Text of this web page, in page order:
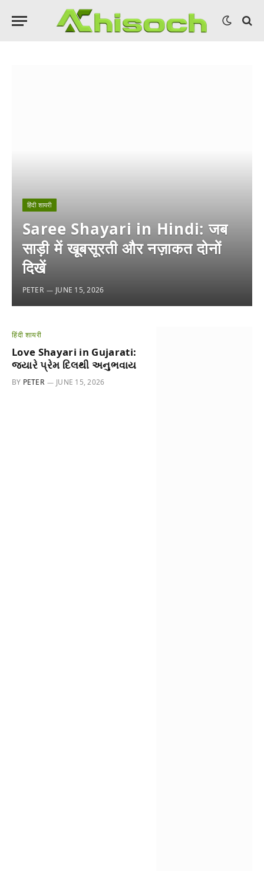
हिंदी शायरी
Saree Shayari in Hindi: जब
साड़ी में खूबसूरती और नज़ाकत दोनों
दिखें
PETER JUNE 15, 2026
हिंदी शायरी
Love Shayari in Gujarati:
જ્યારે પ્રેમ દિલથી અનુભવાય
BY PETER JUNE 15, 2026